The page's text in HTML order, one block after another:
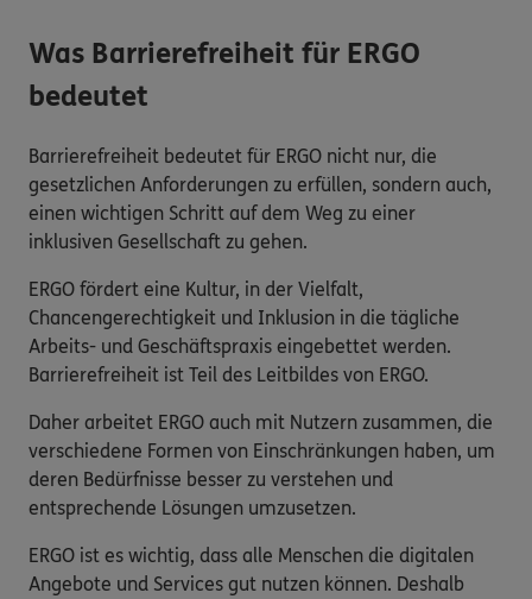
Was Barrierefreiheit für ERGO
bedeutet
Barrierefreiheit bedeutet für ERGO nicht nur, die
gesetzlichen Anforderungen zu erfüllen, sondern auch,
einen wichtigen Schritt auf dem Weg zu einer
inklusiven Gesellschaft zu gehen.
ERGO fördert eine Kultur, in der Vielfalt,
Chancengerechtigkeit und Inklusion in die tägliche
Arbeits- und Geschäftspraxis eingebettet werden.
Barrierefreiheit ist Teil des Leitbildes von ERGO.
Daher arbeitet ERGO auch mit Nutzern zusammen, die
verschiedene Formen von Einschränkungen haben, um
deren Bedürfnisse besser zu verstehen und
entsprechende Lösungen umzusetzen.
ERGO ist es wichtig, dass alle Menschen die digitalen
Angebote und Services gut nutzen können. Deshalb